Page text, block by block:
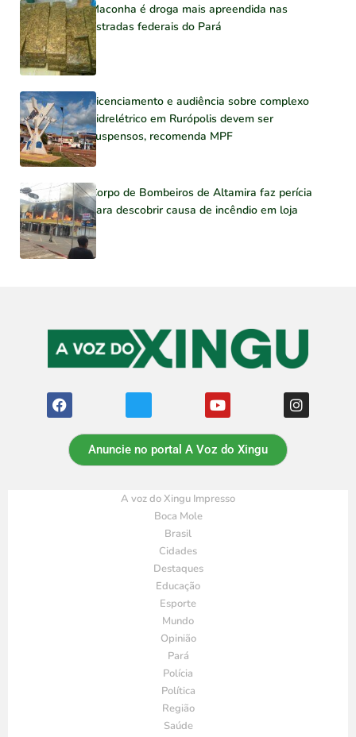
Maconha é droga mais apreendida nas
estradas federais do Pará
Licenciamento e audiência sobre complexo
hidrelétrico em Rurópolis devem ser
suspensos, recomenda MPF
Corpo de Bombeiros de Altamira faz perícia
para descobrir causa de incêndio em loja
Anuncie no portal A Voz do Xingu
A voz do Xingu Impresso
Boca Mole
Brasil
Cidades
Destaques
Educação
Esporte
Mundo
Opinião
Pará
Polícia
Política
Região
Saúde